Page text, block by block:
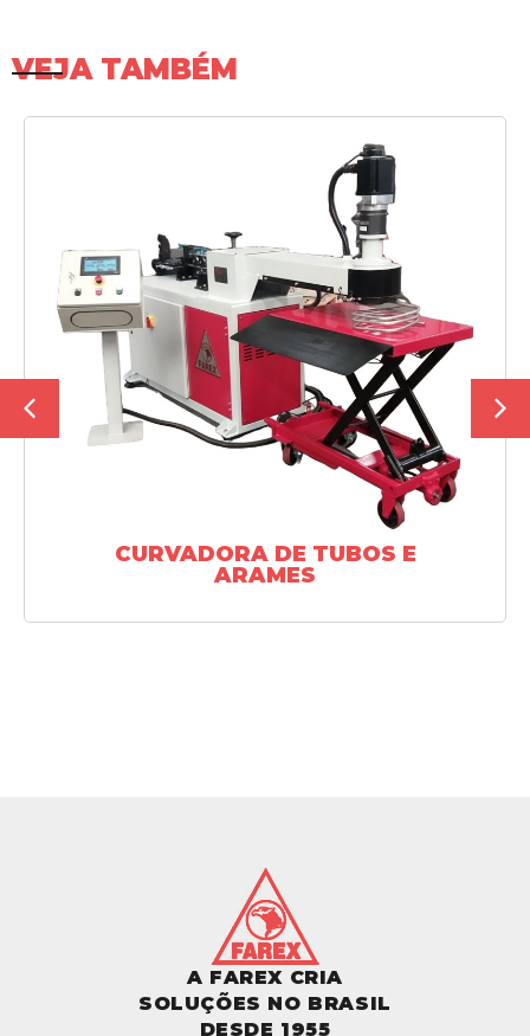
VEJA TAMBÉM
SAIBA MAIS
CURVADORA DE TUBOS E
ARAMES
A FAREX CRIA
SOLUÇÕES NO BRASIL
DESDE 1955